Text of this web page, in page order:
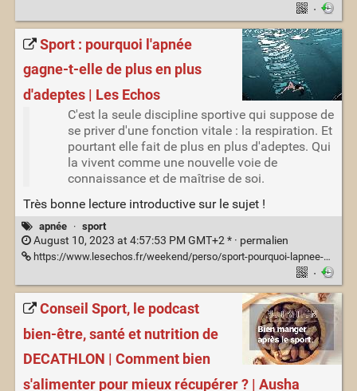
·
Sport : pourquoi l'apnée
gagne-t-elle de plus en plus
d'adeptes | Les Echos
C'est la seule discipline sportive qui suppose de
se priver d'une fonction vitale : la respiration. Et
pourtant elle fait de plus en plus d'adeptes. Qui
la vivent comme une nouvelle voie de
connaissance et de maîtrise de soi.
Très bonne lecture introductive sur le sujet !
apnée · sport
August 10, 2023 at 4:57:53 PM GMT+2 * · permalien
https://www.lesechos.fr/weekend/perso/sport-pourquoi-lapnee-gagne-t-elle-de-plus-en-plus-dadeptes-1963728
·
Conseil Sport, le podcast
bien-être, santé et nutrition de
DECATHLON | Comment bien
s'alimenter pour mieux récupérer ? | Ausha